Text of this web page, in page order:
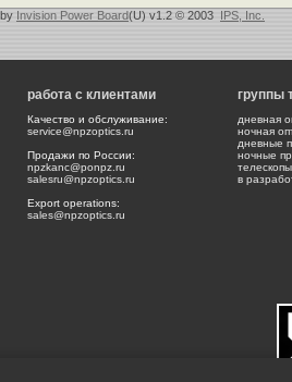
Invision Power Board(U) v1.2 © 2003 IPS, Inc.
работа с клиентами
Качество и обслуживание:
service@npzoptics.ru
Продажи по России:
npzkanc@ponpz.ru
salesru@npzoptics.ru
Export operations:
sales@npzoptics.ru
группы
дневная
ночная
дневные
ночные
телескопы
в